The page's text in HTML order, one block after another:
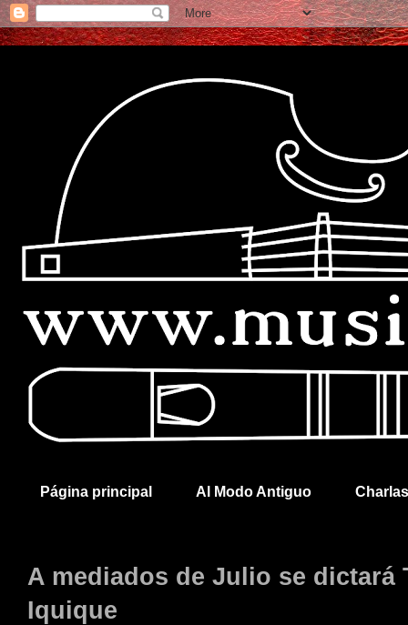
Página principal Al Modo Antiguo
A mediados de Julio se dictará
Iquique